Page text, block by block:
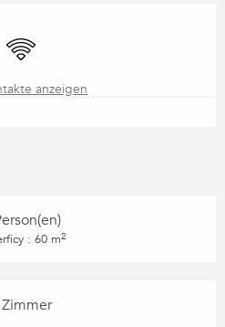
Wi-Fi
anzeigen
: 60 m2